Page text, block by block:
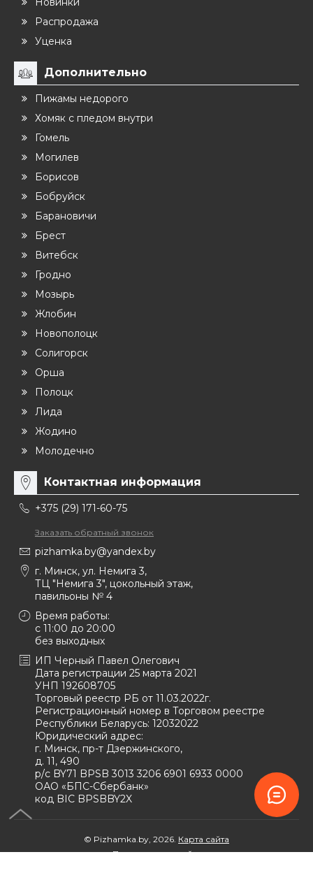
Распродажа
Уценка
Дополнительно
Пижамы недорого
Хомяк с пледом внутри
Гомель
Могилев
Борисов
Бобруйск
Барановичи
Брест
Витебск
Гродно
Мозырь
Жлобин
Новополоцк
Солигорск
Орша
Полоцк
Лида
Жодино
Молодечно
Контактная информация
+375 (29) 171-60-75
Заказать обратный звонок
pizhamka.by@yandex.by
г. Минск, ул. Немига 3,
ТЦ "Немига 3", цокольный этаж,
павильоны № 4
Время работы:
c 11:00 до 20:00
без выходных
ИП Черный Павел Олегович
Дата регистрации 25 марта 2021
УНП 192608705
Торговый реестр РБ от 11.03.2022г.
Регистрационный номер в Торговом реестре
Республики Беларусь: 12032022
Юридический адрес:
г. Минск, пр-т Дзержинского,
д. 11, 490
р/с BY71 BPSB 3013 3206 6901 6933 0000
ОАО «БПС-Сбербанк»
код BIC BPSBBY2X
© Pizhamka.by, 2026. Карта сайта
Продвижение сайта